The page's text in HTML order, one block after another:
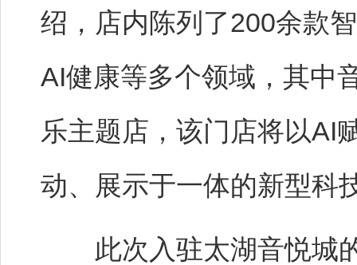
绍，店内陈列了200余款
AI健康等多个领域，其中
乐主题店，该门店将以AI
动、展示于一体的新型科
此次入驻太湖音悦城的